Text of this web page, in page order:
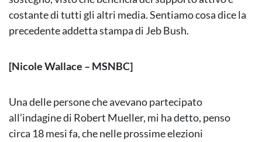
costante di tutti gli altri media. Sentiamo cosa dice la
precedente addetta stampa di Jeb Bush.
[Nicole Wallace – MSNBC]
Una delle persone che avevano partecipato
all’indagine di Robert Mueller, mi ha detto, penso
circa 18 mesi fa, che nelle prossime elezioni